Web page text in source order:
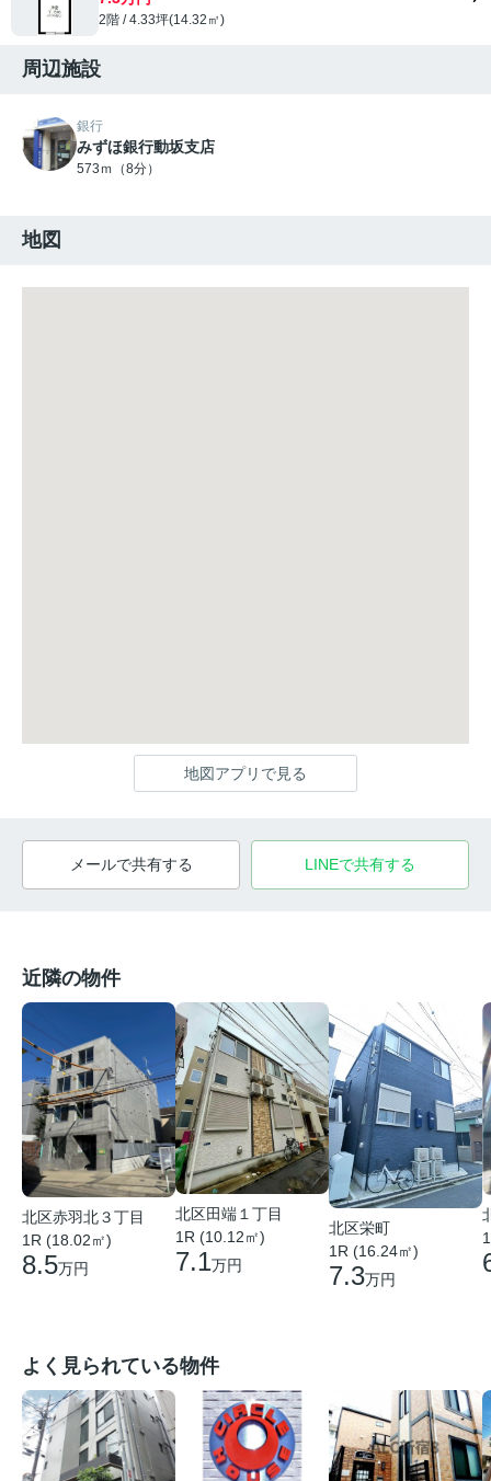
2階 / 4.33坪(14.32㎡)
周辺施設
銀行
みずほ銀行動坂支店
573ｍ（8分）
地図
地図アプリで見る
メールで共有する LINEで共有する
近隣の物件
北区赤羽北３丁目
1R (18.02㎡)
8.5万円
北区田端１丁目
1R (10.12㎡)
7.1万円
北区栄町
1R (16.24㎡)
7.3万円
よく見られている物件